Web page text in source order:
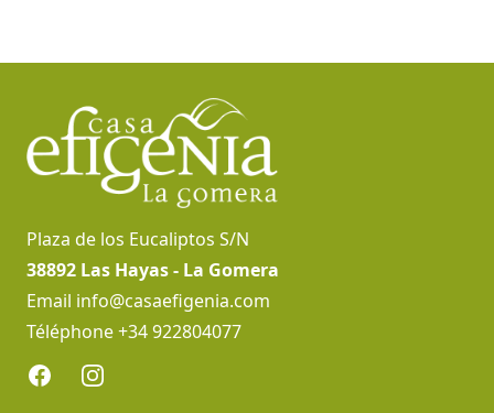
Plaza de los Eucaliptos S/N
38892 Las Hayas - La Gomera
Email info@casaefigenia.com
Téléphone +34 922804077
FacebookInstagram